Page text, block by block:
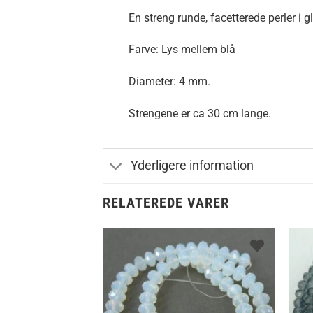
En streng runde, facetterede perler i
Farve: Lys mellem blå
Diameter: 4 mm.
Strengene er ca 30 cm lange.
Yderligere information
RELATEREDE VARER